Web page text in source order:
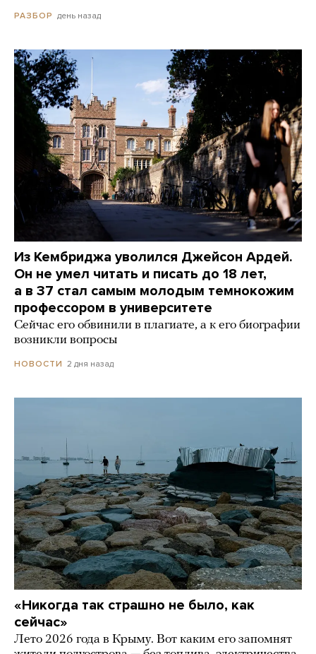
РАЗБОР день назад
Из Кембриджа уволился Джейсон Ардей.
Он не умел читать и писать до 18 лет,
а в 37 стал самым молодым темнокожим
профессором в университете
Сейчас его обвинили в плагиате, а к его биографии
возникли вопросы
НОВОСТИ 2 дня назад
«Никогда так страшно не было, как
сейчас»
Лето 2026 года в Крыму. Вот каким его запомнят